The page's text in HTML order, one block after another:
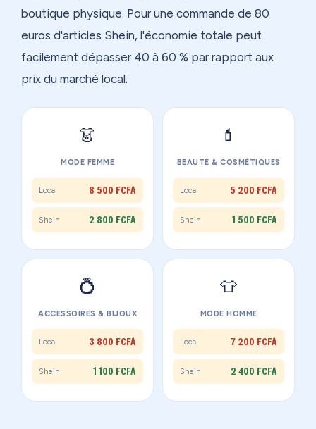
boutique physique. Pour une commande de 80
euros d'articles Shein, l'économie totale peut
facilement dépasser 40 à 60 % par rapport aux
prix du marché local.
👗
MODE FEMME
Local 8 500 FCFA
Shein 2 800 FCFA
💄
BEAUTÉ & COSMÉTIQUES
Local 5 200 FCFA
Shein 1 500 FCFA
💍
ACCESSOIRES & BIJOUX
Local 3 800 FCFA
Shein 1 100 FCFA
👕
MODE HOMME
Local 7 200 FCFA
Shein 2 400 FCFA